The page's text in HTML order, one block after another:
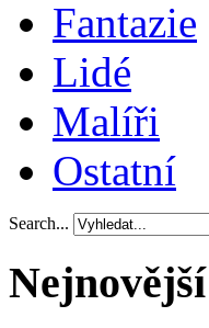
Fantazie
Lidé
Malíři
Ostatní
Search...
Nejnovější